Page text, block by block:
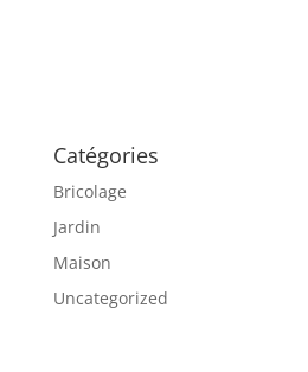
Catégories
Bricolage
Jardin
Maison
Uncategorized